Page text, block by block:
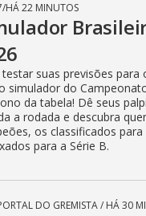
/HÁ 22 MINUTOS
suas previsões para
simulador do
da tabela! Dê seus
a rodada e descubra
os classificados
para a Série B.
DO GREMISTA/ HÁ 30